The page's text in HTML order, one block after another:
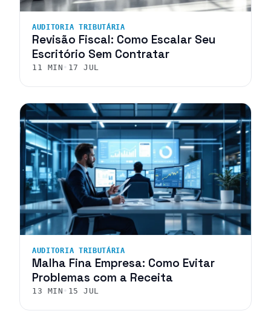
AUDITORIA TRIBUTÁRIA
Revisão Fiscal: Como Escalar Seu
Escritório Sem Contratar
11 MIN • 17 JUL
AUDITORIA TRIBUTÁRIA
Malha Fina Empresa: Como Evitar
Problemas com a Receita
13 MIN • 15 JUL